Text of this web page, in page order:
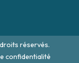
réservés.
confidentialité